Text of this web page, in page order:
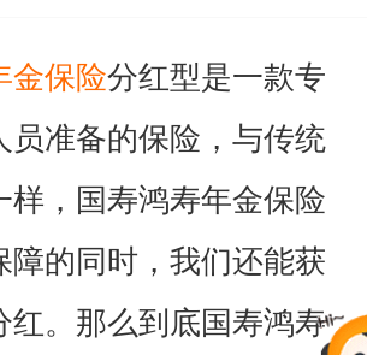
金保险分红型是一款专
员准备的保险，与传统
样，国寿鸿寿年金保险
障的同时，我们还能获
红。那么到底国寿鸿寿